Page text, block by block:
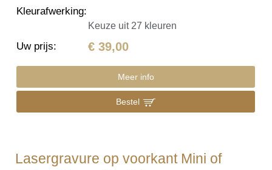
Kleurafwerking:
Keuze uit 27 kleuren
Uw prijs: € 39,00
Meer info
Bestel
Lasergravure op voorkant Mini of